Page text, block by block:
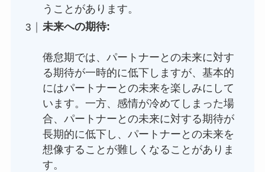
うことがあります。
未来への期待:
倦怠期では、パートナーとの未来に対す
る期待が一時的に低下しますが、基本的
にはパートナーとの未来を楽しみにして
います。一方、感情が冷めてしまった場
合、パートナーとの未来に対する期待が
長期的に低下し、パートナーとの未来を
想像することが難しくなることがありま
す。